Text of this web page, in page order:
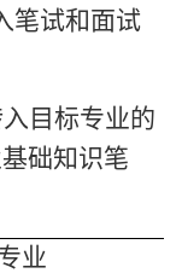
笔试和面试
目标专业的
础知识笔
业